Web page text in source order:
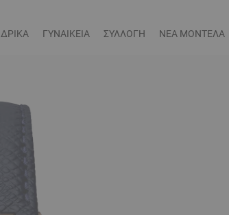
ΓΥΝΑΙΚΕΙΑ ΣΥΛΛΟΓΗ ΝΕΑ ΜΟΝΤΕΛΑ